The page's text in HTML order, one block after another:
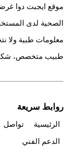
موقع ايجبت دوا
الصحية لدى
معلومات طبية ولا
طبيب متخصص،
روابط سريعة
الرئيسية تواصل
الدعم الفني